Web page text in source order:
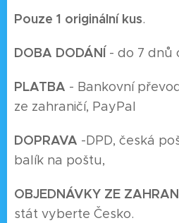
Pouze 1 originální kus.
DOBA DODÁNÍ - do 7 dnů
PLATBA - Bankovní
ze zahraničí, PayPal
DOPRAVA -DPD, česká
balík na poštu,
OBJEDNÁVKY ZE
stát vyberte Česko.